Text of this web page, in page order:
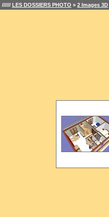
////// LES DOSSIERS PHOTO » 2 Images 3D